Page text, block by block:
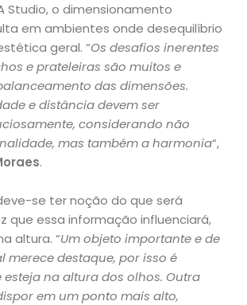
Studio, o dimensionamento
em ambientes onde desequilíbrio
geral. “Os desafios inerentes
e prateleiras são muitos e
das dimensões.
e distância devem ser
considerando não
mas também a harmonia“,
.
se ter noção do que será
que essa informação influenciará,
altura. “Um objeto importante e de
merece destaque, por isso é
esteja na altura dos olhos. Outra
em um ponto mais alto,